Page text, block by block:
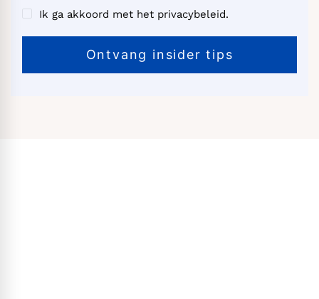
Ik ga akkoord met het privacybeleid.